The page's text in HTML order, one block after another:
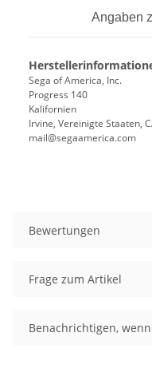
Angaben
Sega of America, Inc.
Progress 140
Kalifornien
Irvine, Vereinigte Staaten,
mail@segaamerica.com
Bewertungen
Frage zum Artikel
Benachrichtigen,